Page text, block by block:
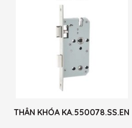
THÂN KHÓA KA.550078.SS.EN